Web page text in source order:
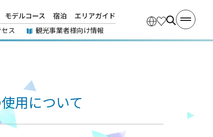
モデルコース 宿泊
エリアガイド
ス 観光事業者様向け情報
用について